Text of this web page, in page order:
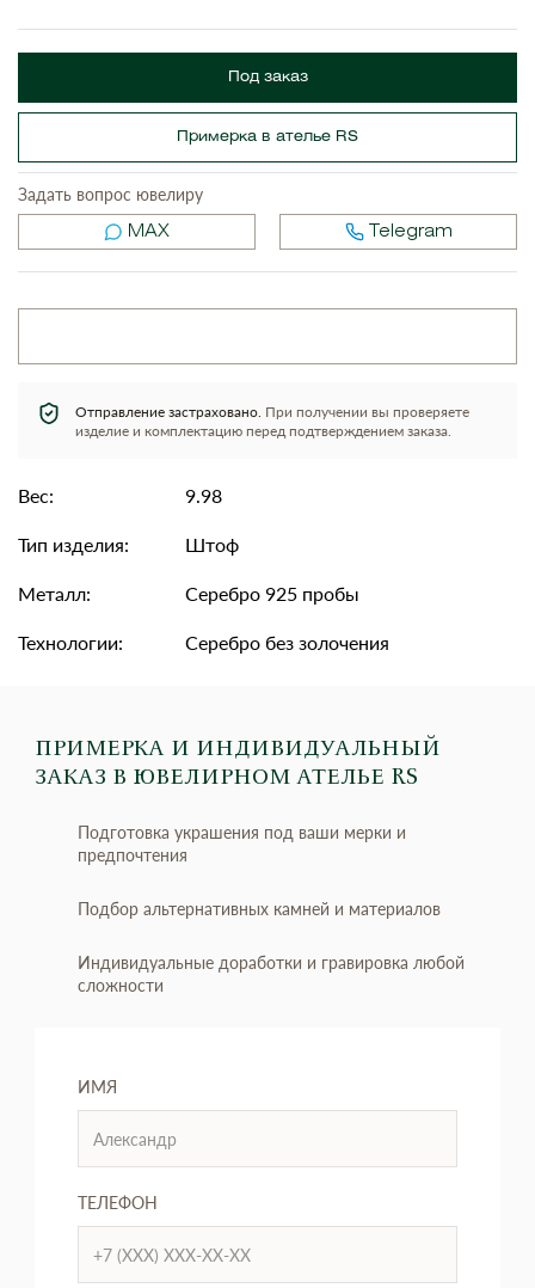
Под заказ
Примерка в ателье RS
Задать вопрос ювелиру
MAX Telegram
Отправление застраховано. При получении вы проверяете
изделие и комплектацию перед подтверждением заказа.
Вес:
9.98
Тип изделия:
Штоф
Металл:
Серебро 925 пробы
Технологии:
Серебро без золочения
ПРИМЕРКА И ИНДИВИДУАЛЬНЫЙ
ЗАКАЗ В ЮВЕЛИРНОМ АТЕЛЬЕ RS
Подготовка украшения под ваши мерки и
предпочтения
Подбор альтернативных камней и материалов
Индивидуальные доработки и гравировка любой
сложности
ИМЯ
ТЕЛЕФОН